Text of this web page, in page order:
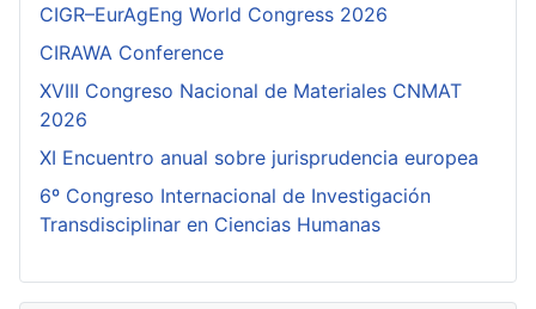
CIGR–EurAgEng World Congress 2026
CIRAWA Conference
XVIII Congreso Nacional de Materiales CNMAT
2026
XI Encuentro anual sobre jurisprudencia europea
6º Congreso Internacional de Investigación
Transdisciplinar en Ciencias Humanas